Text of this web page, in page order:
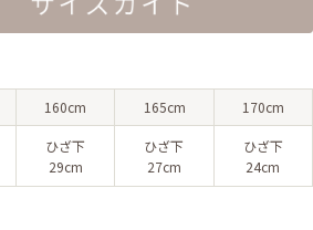
160cm 165cm 170cm
ひざ下
29cm
ひざ下
27cm
ひざ下
24cm